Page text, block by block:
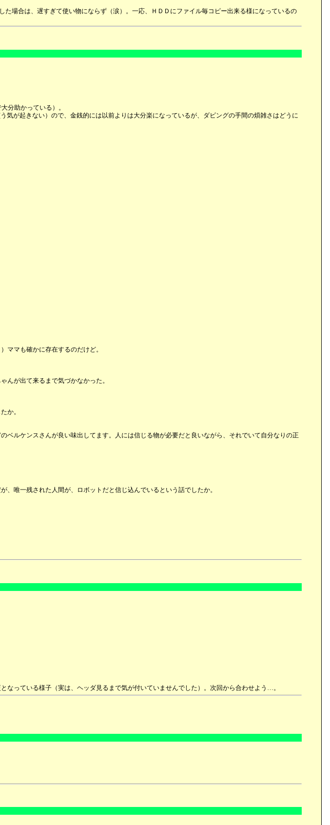
場合は、遅すぎて使い物にならず（涙）。一応、ＨＤＤにファイル毎コピー出来る様になっているの
分助かっている）。
が起きない）ので、金銭的には以前よりは大分楽になっているが、ダビングの手間の煩雑さはどうに
ママも確かに存在するのだけど。
が出て来るまで気づかなかった。
か。
ルケンスさんが良い味出してます。人には信じる物が必要だと良いながら、それでいて自分なりの正
唯一残された人間が、ロボットだと信じ込んでいるという話でしたか。
っている様子（実は、ヘッダ見るまで気が付いていませんでした）。次回から合わせよう…。